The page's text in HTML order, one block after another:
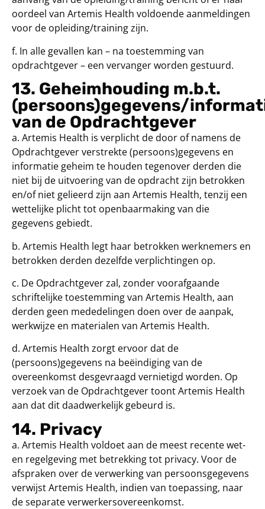
oordeel van Artemis Health voldoende aanmeldingen
voor de opleiding/training zijn.
f. In alle gevallen kan – na toestemming van
opdrachtgever – een vervanger worden gestuurd.
13. Geheimhouding m.b.t.
(persoons)gegevens/
van de Opdrachtgever
a. Artemis Health is verplicht de door of namens de
Opdrachtgever verstrekte (persoons)gegevens en
informatie geheim te houden tegenover derden die
niet bij de uitvoering van de opdracht zijn betrokken
en/of niet gelieerd zijn aan Artemis Health, tenzij een
wettelijke plicht tot openbaarmaking van die
gegevens gebiedt.
b. Artemis Health legt haar betrokken werknemers en
betrokken derden dezelfde verplichtingen op.
c. De Opdrachtgever zal, zonder voorafgaande
schriftelijke toestemming van Artemis Health, aan
derden geen mededelingen doen over de aanpak,
werkwijze en materialen van Artemis Health.
d. Artemis Health zorgt ervoor dat de
(persoons)gegevens na beëindiging van de
overeenkomst desgevraagd vernietigd worden. Op
verzoek van de Opdrachtgever toont Artemis Health
aan dat dit daadwerkelijk gebeurd is.
14. Privacy
a. Artemis Health voldoet aan de meest recente wet-
en regelgeving met betrekking tot privacy. Voor de
afspraken over de verwerking van persoonsgegevens
verwijst Artemis Health, indien van toepassing, naar
de separate verwerkersovereenkomst.